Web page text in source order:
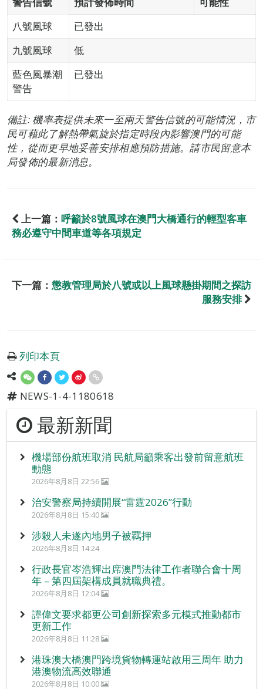
八號風球
已發出
九號風球
低
藍色風暴潮
警告
已發出
備註: 機率表提供未來一至兩天警告信號的可能情況，市
民可藉此了解熱帶氣旋於指定時段內影響澳門的可能
性，從而更早地妥善安排相應預防措施。請市民留意本
局發佈的最新消息。
上一篇： 呼籲於8號風球在澳門大橋通行的輕型客車
務必遵守中間車道等各項規定
下一篇： 懲教管理局於八號或以上風球懸掛期間之探訪
服務安排
列印本頁
NEWS-1-4-1180618
最新新聞
機場部份航班取消 民航局籲乘客出發前留意航班
動態
2026年8月8日 22:56
治安警察局持續開展“雷霆2026”行動
2026年8月8日 15:40
涉殺人未遂內地男子被羈押
2026年8月8日 14:24
行政長官岑浩輝出席澳門法律工作者聯合會十周
年 – 第四屆架構成員就職典禮。
2026年8月8日 12:04
譚偉文要求都更公司創新探索多元模式推動都市
更新工作
2026年8月8日 11:28
港珠澳大橋澳門跨境貨物轉運站啟用三周年 助力
港澳物流高效聯通
2026年8月8日 10:00